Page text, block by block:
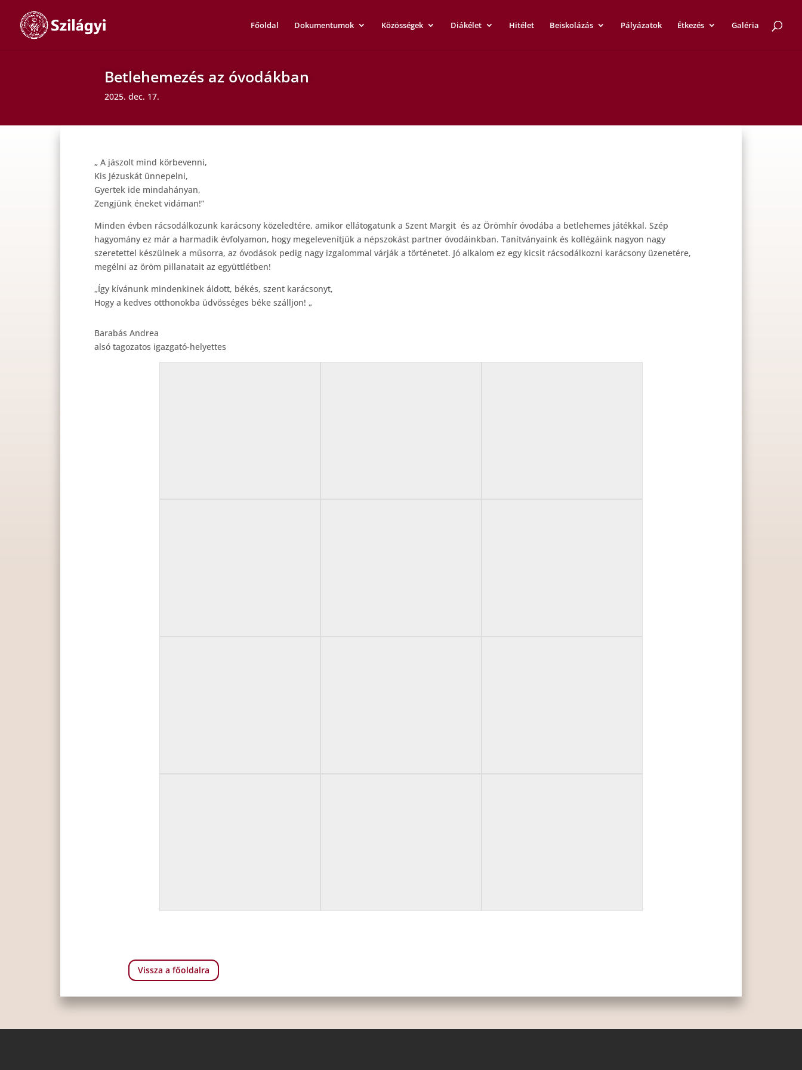
Főoldal Dokumentumok Közösségek Diákélet Hitélet Beiskolázás Pályázatok Étkezés Galéria
Betlehemezés az óvodákban
2025. dec. 17.
„ A jászolt mind körbevenni,
Kis Jézuskát ünnepelni,
Gyertek ide mindahányan,
Zengjünk éneket vidáman!”
Minden évben rácsodálkozunk karácsony közeledtére, amikor ellátogatunk a Szent Margit és az Örömhír óvodába a betlehemes játékkal. Szép
hagyomány ez már a harmadik évfolyamon, hogy megelevenítjük a népszokást partner óvodáinkban. Tanítványaink és kollégáink nagyon nagy
szeretettel készülnek a műsorra, az óvodások pedig nagy izgalommal várják a történetet. Jó alkalom ez egy kicsit rácsodálkozni karácsony üzenetére,
megélni az öröm pillanatait az együttlétben!
„Így kívánunk mindenkinek áldott, békés, szent karácsonyt,
Hogy a kedves otthonokba üdvösséges béke szálljon! „
Barabás Andrea
alsó tagozatos igazgató-helyettes
Vissza a főoldalra